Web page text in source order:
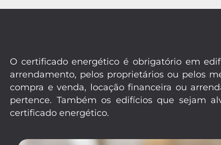
O certificado energético é obrigatório em
arrendamento, pelos proprietários ou pelos
compra e venda, locação financeira ou
pertence. Também os edifícios que sejam
certificado energético.